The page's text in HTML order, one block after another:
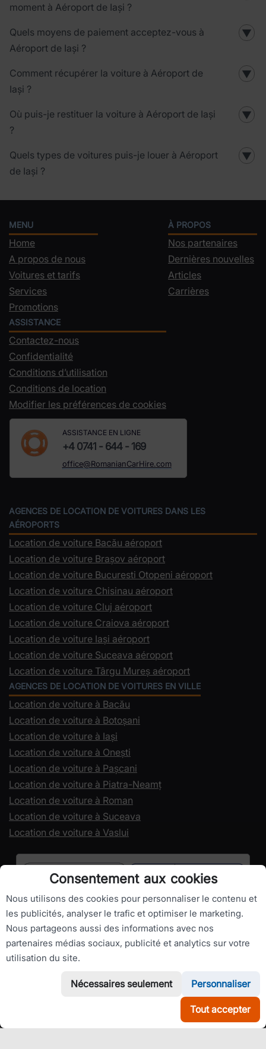
moment à Aéroport de Iași ?
Quels moyens de paiement acceptez-vous à
Aéroport de Iași ?
▼
Comment récupérer la voiture à Aéroport de
Iași ?
▼
Où puis-je restituer la voiture à Aéroport de Iași
?
▼
Quels types de voitures puis-je louer à Aéroport
de Iași ?
▼
MENU
Home
A propos de nous
Voitures et tarifs
Services
Promotions
À PROPOS
Nos partenaires
Dernières nouvelles
Articles
Carrières
ASSISTANCE
Contactez-nous
Confidentialité
Conditions d’utilisation
Conditions de location
Modifier les préférences de cookies
ASSISTANCE EN LIGNE
+4 0741 - 644 - 169
office@RomanianCarHire.com
AGENCES DE LOCATION DE VOITURES DANS LES
AÉROPORTS
Location de voiture Bacău aéroport
Location de voiture Brașov aéroport
Location de voiture Bucuresti Otopeni aéroport
Location de voiture Chisinau aéroport
Location de voiture Cluj aéroport
Location de voiture Craiova aéroport
Location de voiture Iași aéroport
Location de voiture Suceava aéroport
Location de voiture Târgu Mureș aéroport
AGENCES DE LOCATION DE VOITURES EN VILLE
Location de voiture à Bacău
Location de voiture à Botoșani
Location de voiture à Iași
Location de voiture à Onești
Location de voiture à Pașcani
Location de voiture à Piatra-Neamț
Location de voiture à Roman
Location de voiture à Suceava
Location de voiture à Vaslui
Appelez-nous
Consentement aux cookies
Nous utilisons des cookies pour personnaliser le contenu et
les publicités, analyser le trafic et optimiser le marketing.
Nous partageons aussi des informations avec nos
partenaires médias sociaux, publicité et analytics sur votre
utilisation du site.
Nécessaires seulement Personnaliser
Tout accepter